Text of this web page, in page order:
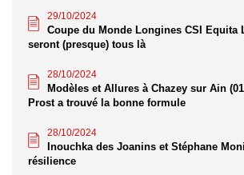
29/10/2024
Coupe du Monde Longines CSI Equita
seront (presque) tous là
28/10/2024
Modèles et Allures à Chazey sur Ain
Prost a trouvé la bonne formule
28/10/2024
Inouchka des Joanins et Stéphane
résilience